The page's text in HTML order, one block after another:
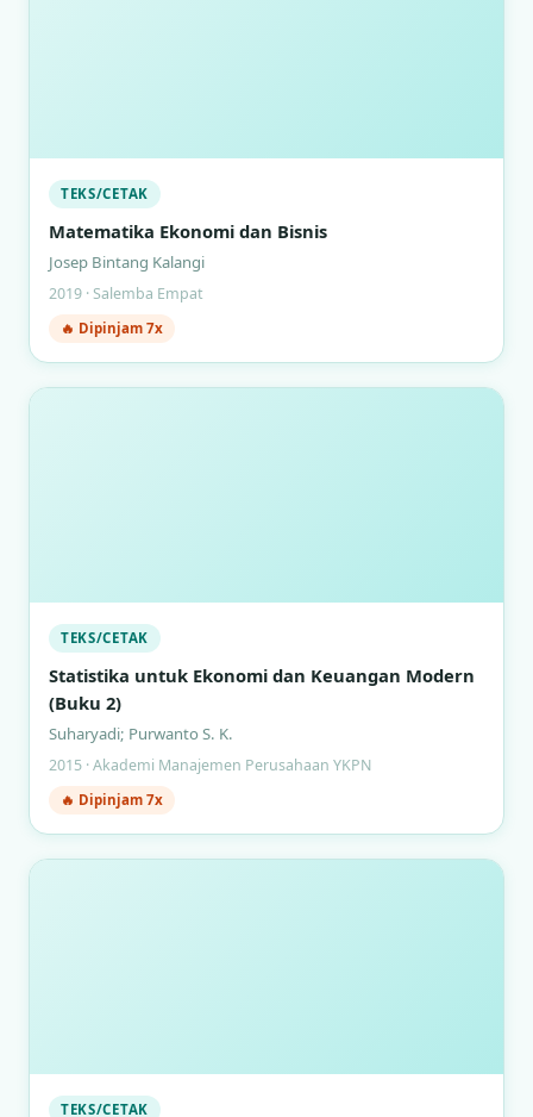
TEKS/CETAK
Matematika Ekonomi dan Bisnis
Josep Bintang Kalangi
2019 · Salemba Empat
🔥 Dipinjam 7x
TEKS/CETAK
Statistika untuk Ekonomi dan Keuangan Modern
(Buku 2)
Suharyadi; Purwanto S. K.
2015 · Akademi Manajemen Perusahaan YKPN
🔥 Dipinjam 7x
TEKS/CETAK